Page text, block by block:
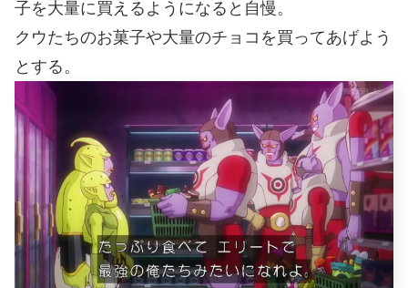
子を大量に買えるようになると自慢。
クウたちのお菓子や大量のチョコを買ってあげよう
とする。